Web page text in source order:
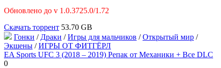
Обновлено до v 1.0.3725.0/1.72
Скачать торрент 53.70 GB
Гонки / Драки /Игры для мальчиков /Открытый мир /
Экшены /ИГРЫ ОТ ФИТГЁРЛ
EA Sports UFC 3 (2018 – 2019) Репак от Механики + Все DLC
0